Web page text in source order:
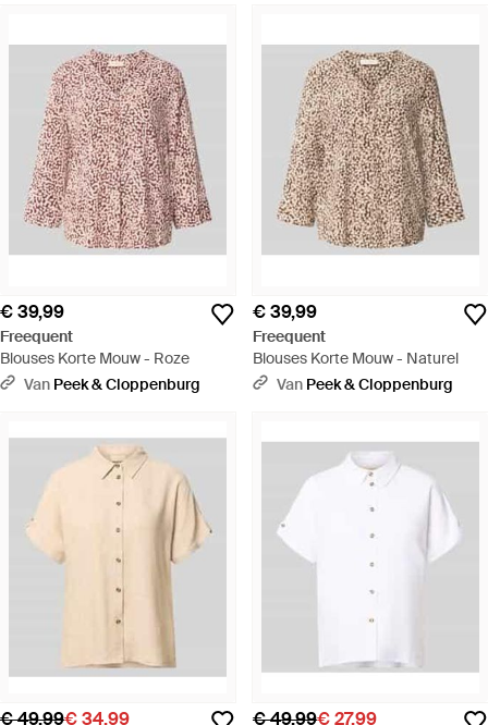
€ 39,99
Freequent
Blouses Korte Mouw - Roze
Van Peek & Cloppenburg
€ 39,99
Freequent
Blouses Korte Mouw - Naturel
Van Peek & Cloppenburg
€ 49,99€ 34,99 € 49,99€ 27,99